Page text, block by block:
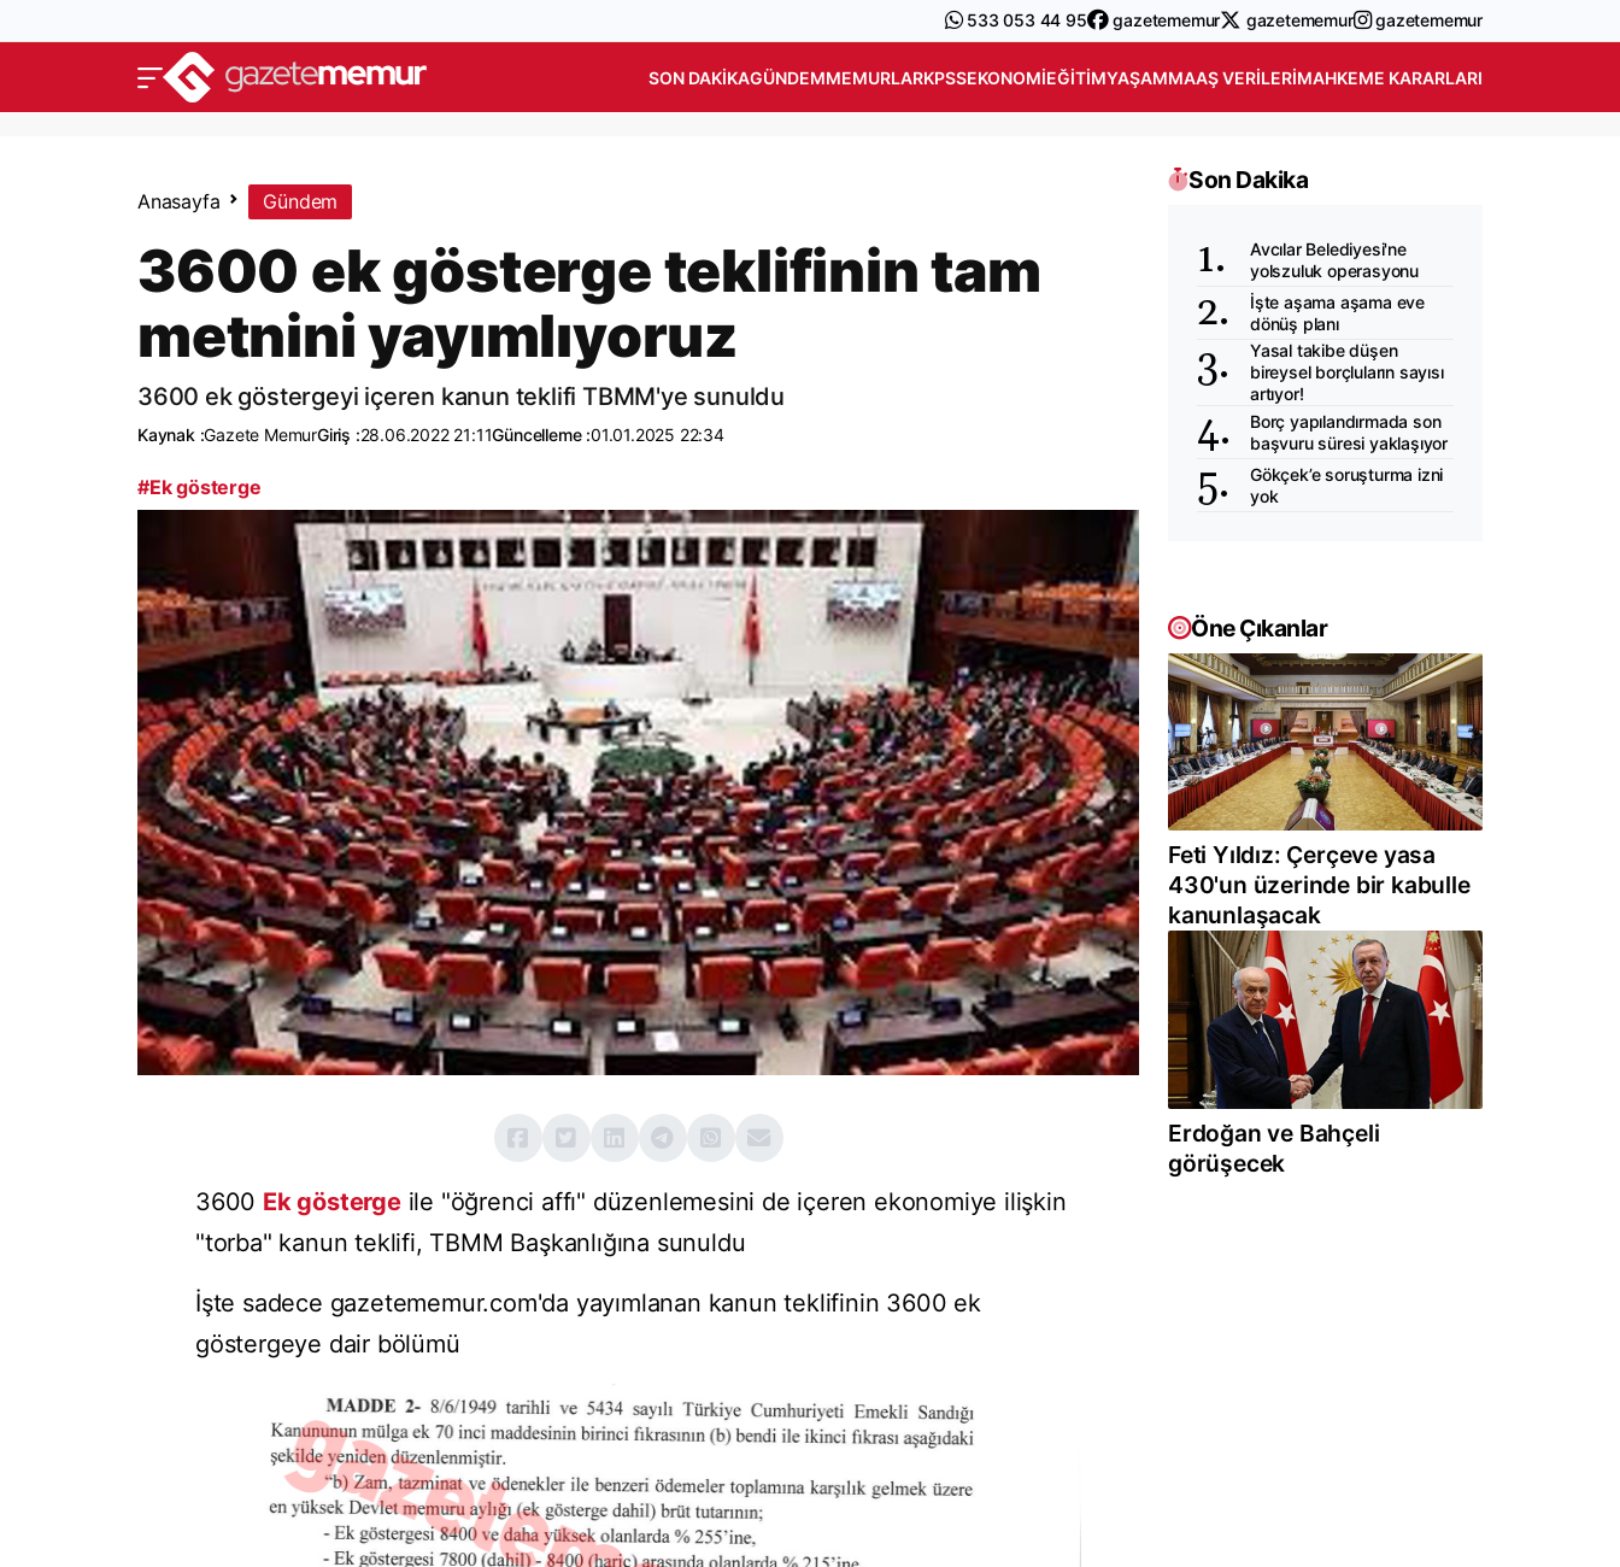
533 053 44 95 gazetememur gazetememur gazetememur
SON DAKIKAGÜNDEMMEMURLARKPSSEKONOMIEĞITIMYAŞAMMAAŞ VERILERIMAHKEME KARARLARI
Anasayfa Gündem
3600 ek gösterge teklifinin tam
metnini yayımlıyoruz
3600 ek göstergeyi içeren kanun teklifi TBMM'ye sunuldu
Kaynak :Gazete MemurGiriş :28.06.2022 21:11Güncelleme :01.01.2025 22:34
#Ek gösterge
3600 Ek göstergeile "öğrenci affı" düzenlemesini de içeren ekonomiye ilişkin
"torba" kanun teklifi, TBMM Başkanlığına sunuldu
İşte sadece gazetememur.com'da yayımlanan kanun teklifinin 3600 ek
göstergeye dair bölümü
Son Dakika
Avcılar Belediyesi'ne
yolszuluk operasyonu
İşte aşama aşama eve
dönüş planı
Yasal takibe düşen
bireysel borçluların sayısı
artıyor!
Borç yapılandırmada son
başvuru süresi yaklaşıyor
Gökçek’e soruşturma izni
yok
Öne Çıkanlar
Feti Yıldız: Çerçeve yasa
430'un üzerinde bir kabulle
kanunlaşacak
Erdoğan ve Bahçeli
görüşecek